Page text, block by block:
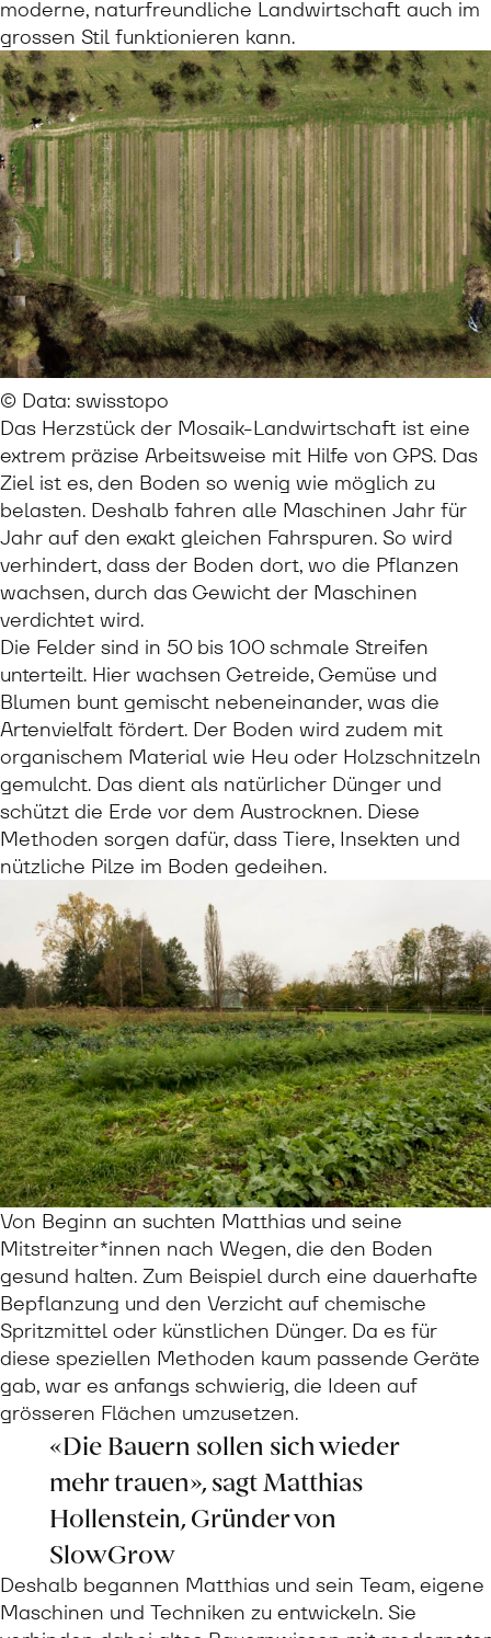
moderne, naturfreundliche Landwirtschaft auch im
grossen Stil funktionieren kann.
© Data: swisstopo
Das Herzstück der Mosaik-Landwirtschaft ist eine
extrem präzise Arbeitsweise mit Hilfe von GPS. Das
Ziel ist es, den Boden so wenig wie möglich zu
belasten. Deshalb fahren alle Maschinen Jahr für
Jahr auf den exakt gleichen Fahrspuren. So wird
verhindert, dass der Boden dort, wo die Pflanzen
wachsen, durch das Gewicht der Maschinen
verdichtet wird.
Die Felder sind in 50 bis 100 schmale Streifen
unterteilt. Hier wachsen Getreide, Gemüse und
Blumen bunt gemischt nebeneinander, was die
Artenvielfalt fördert. Der Boden wird zudem mit
organischem Material wie Heu oder Holzschnitzeln
gemulcht. Das dient als natürlicher Dünger und
schützt die Erde vor dem Austrocknen. Diese
Methoden sorgen dafür, dass Tiere, Insekten und
nützliche Pilze im Boden gedeihen.
Von Beginn an suchten Matthias und seine
Mitstreiter*innen nach Wegen, die den Boden
gesund halten. Zum Beispiel durch eine dauerhafte
Bepflanzung und den Verzicht auf chemische
Spritzmittel oder künstlichen Dünger. Da es für
diese speziellen Methoden kaum passende Geräte
gab, war es anfangs schwierig, die Ideen auf
grösseren Flächen umzusetzen.
«Die Bauern sollen sich wieder
mehr trauen», sagt Matthias
Hollenstein, Gründer von
SlowGrow
Deshalb begannen Matthias und sein Team, eigene
Maschinen und Techniken zu entwickeln. Sie